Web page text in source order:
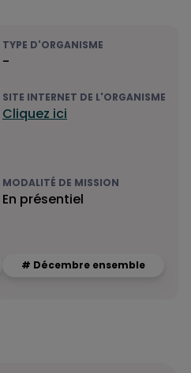
TYPE D'ORGANISME
-
SITE INTERNET DE L'ORGANISME
Cliquez ici
MODALITÉ DE MISSION
En présentiel
# Décembre ensemble